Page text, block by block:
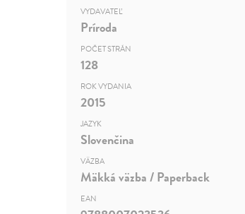
VYDAVATEĽ
Príroda
POČET STRÁN
128
ROK VYDANIA
2015
JAZYK
Slovenčina
VÄZBA
Mäkká väzba / Paperback
EAN